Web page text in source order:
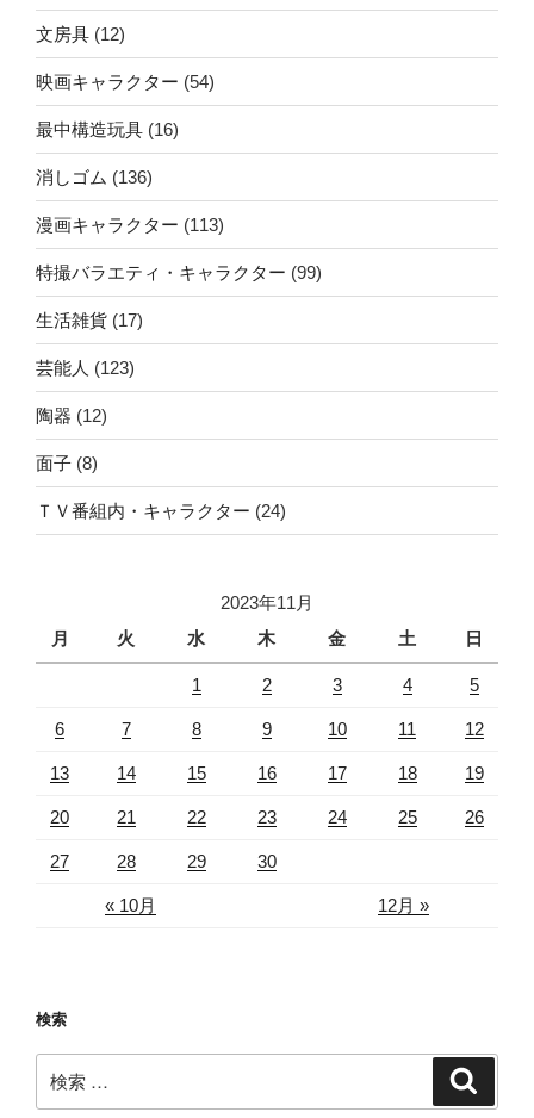
文房具 (12)
映画キャラクター (54)
最中構造玩具 (16)
消しゴム (136)
漫画キャラクター (113)
特撮バラエティ・キャラクター (99)
生活雑貨 (17)
芸能人 (123)
陶器 (12)
面子 (8)
ＴＶ番組内・キャラクター (24)
2023年11月
月
火 水 木 金 土 日
« 10月 12月 »
1 2 3 4 5
6 7 8 9 10 11 12
13 14 15 16 17 18 19
20 21 22 23 24 25 26
27 28 29 30
検索
検
索: